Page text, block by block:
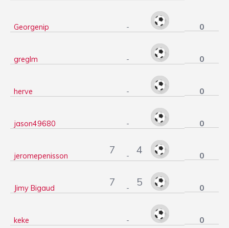
Georgenip - 0
greglm - 0
herve - 0
jason49680 - 0
jeromepenisson 7 - 4 0
Jimy Bigaud 7 - 5 0
keke - 0